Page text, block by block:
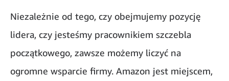
Niezależnie od tego, czy obejmujemy pozycję
lidera, czy jesteśmy pracownikiem szczebla
początkowego, zawsze możemy liczyć na
ogromne wsparcie firmy. Amazon jest miejscem,